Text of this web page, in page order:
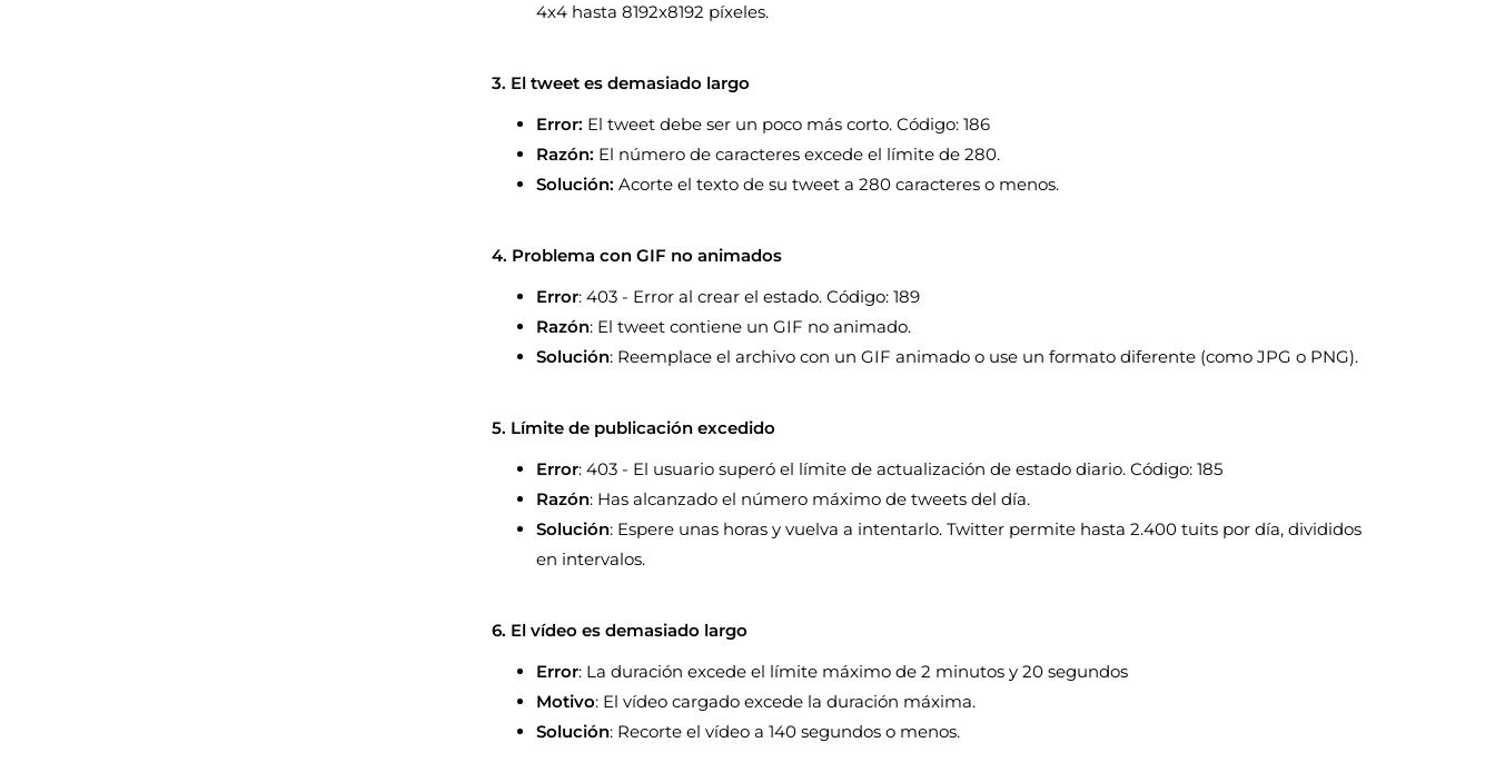
4x4 hasta 8192x8192 píxeles.
3. El tweet es demasiado largo
Error: El tweet debe ser un poco más corto. Código: 186
Razón: El número de caracteres excede el límite de 280.
Solución: Acorte el texto de su tweet a 280 caracteres o menos.
4. Problema con GIF no animados
Error: 403 - Error al crear el estado. Código: 189
Razón: El tweet contiene un GIF no animado.
Solución: Reemplace el archivo con un GIF animado o use un formato diferente (como JPG o PNG).
5. Límite de publicación excedido
Error: 403 - El usuario superó el límite de actualización de estado diario. Código: 185
Razón: Has alcanzado el número máximo de tweets del día.
Solución: Espere unas horas y vuelva a intentarlo. Twitter permite hasta 2.400 tuits por día, divididos
en intervalos.
6. El vídeo es demasiado largo
Error: La duración excede el límite máximo de 2 minutos y 20 segundos
Motivo: El vídeo cargado excede la duración máxima.
Solución: Recorte el vídeo a 140 segundos o menos.